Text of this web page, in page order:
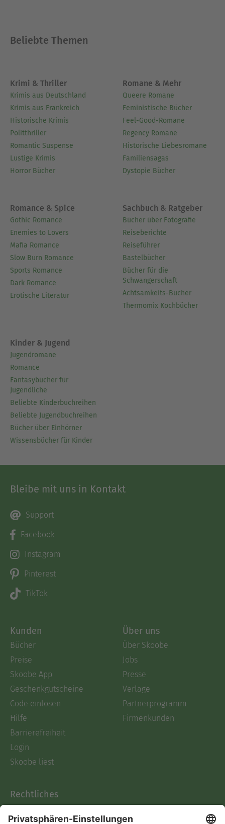
Beliebte Themen
Krimi & Thriller
Krimis aus Deutschland
Krimis aus Frankreich
Historische Krimis
Politthriller
Romantic Suspense
Lustige Krimis
Horror Bücher
Romane & Mehr
Queere Romane
Feministische Bücher
Feel-Good-Romane
Regency Romane
Historische Liebesromane
Familiensagas
Dystopie Bücher
Romance & Spice
Gothic Romance
Enemies to Lovers
Mafia Romance
Slow Burn Romance
Sports Romance
Dark Romance
Erotische Literatur
Sachbuch & Ratgeber
Bücher über Fotografie
Reiseberichte
Reiseführer
Bastelbücher
Bücher für die
Schwangerschaft
Achtsamkeits-Bücher
Thermomix Kochbücher
Kinder & Jugend
Jugendromane
Romance
Fantasybücher für
Jugendliche
Beliebte Kinderbuchreihen
Beliebte Jugendbuchreihen
Bücher über Einhörner
Wissensbücher für Kinder
Bleibe mit uns in Kontakt
Support
Facebook
Instagram
Pinterest
TikTok
Kunden
Bücher
Preise
Skoobe App
Geschenkgutscheine
Code einlösen
Hilfe
Barrierefreiheit
Login
Skoobe liest
Über uns
Über Skoobe
Jobs
Presse
Verlage
Partnerprogramm
Firmenkunden
Rechtliches